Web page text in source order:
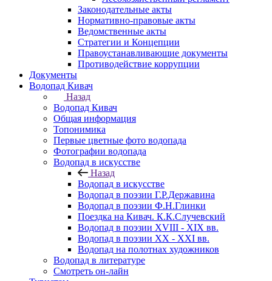
Законодательные акты
Нормативно-правовые акты
Ведомственные акты
Стратегии и Концепции
Правоустанавливающие документы
Противодействие коррупции
Документы
Водопад Кивач
Назад
Водопад Кивач
Общая информация
Топонимика
Первые цветные фото водопада
Фотографии водопада
Водопад в искусстве
Назад
Водопад в искусстве
Водопад в поэзии Г.Р.Державина
Водопад в поэзии Ф.Н.Глинки
Поездка на Кивач. К.К.Случевский
Водопад в поэзии XVIII - XIX вв.
Водопад в поэзии XX - XXI вв.
Водопад на полотнах художников
Водопад в литературе
Смотреть он-лайн